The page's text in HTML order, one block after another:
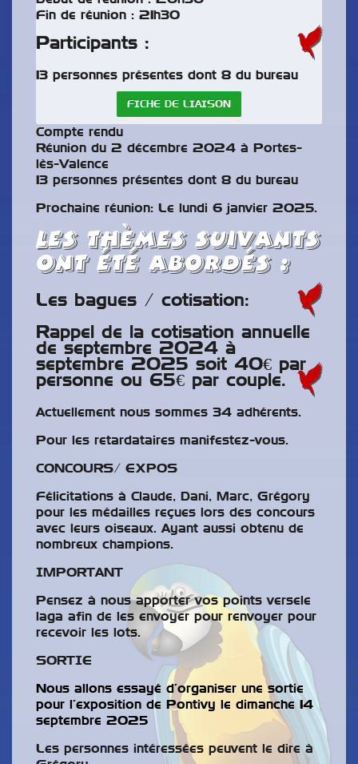
Fin de réunion : 21h30
Participants :
13 personnes présentes dont 8 du bureau
FICHE DE LIAISON
Compte rendu
Réunion du 2 décembre 2024 à Portes-
lès-Valence
13 personnes présentes dont 8 du bureau
Prochaine réunion: Le lundi 6 janvier 2025.
Les thèmes suivants
ont été abordés :
Les bagues / cotisation:
Rappel de la cotisation annuelle
de septembre 2024 à
septembre 2025 soit 40€ par
personne ou 65€ par couple.
Actuellement nous sommes 34 adhérents.
Pour les retardataires manifestez-vous.
CONCOURS/ EXPOS
Félicitations à Claude, Dani, Marc, Grégory
pour les médailles reçues lors des concours
avec leurs oiseaux. Ayant aussi obtenu de
nombreux champions.
IMPORTANT
Pensez à nous apporter vos points versele
laga afin de les envoyer pour renvoyer pour
recevoir les lots.
SORTIE
Nous allons essayé d’organiser une sortie
pour l’exposition de Pontivy le dimanche 14
septembre 2025
Les personnes intéressées peuvent le dire à